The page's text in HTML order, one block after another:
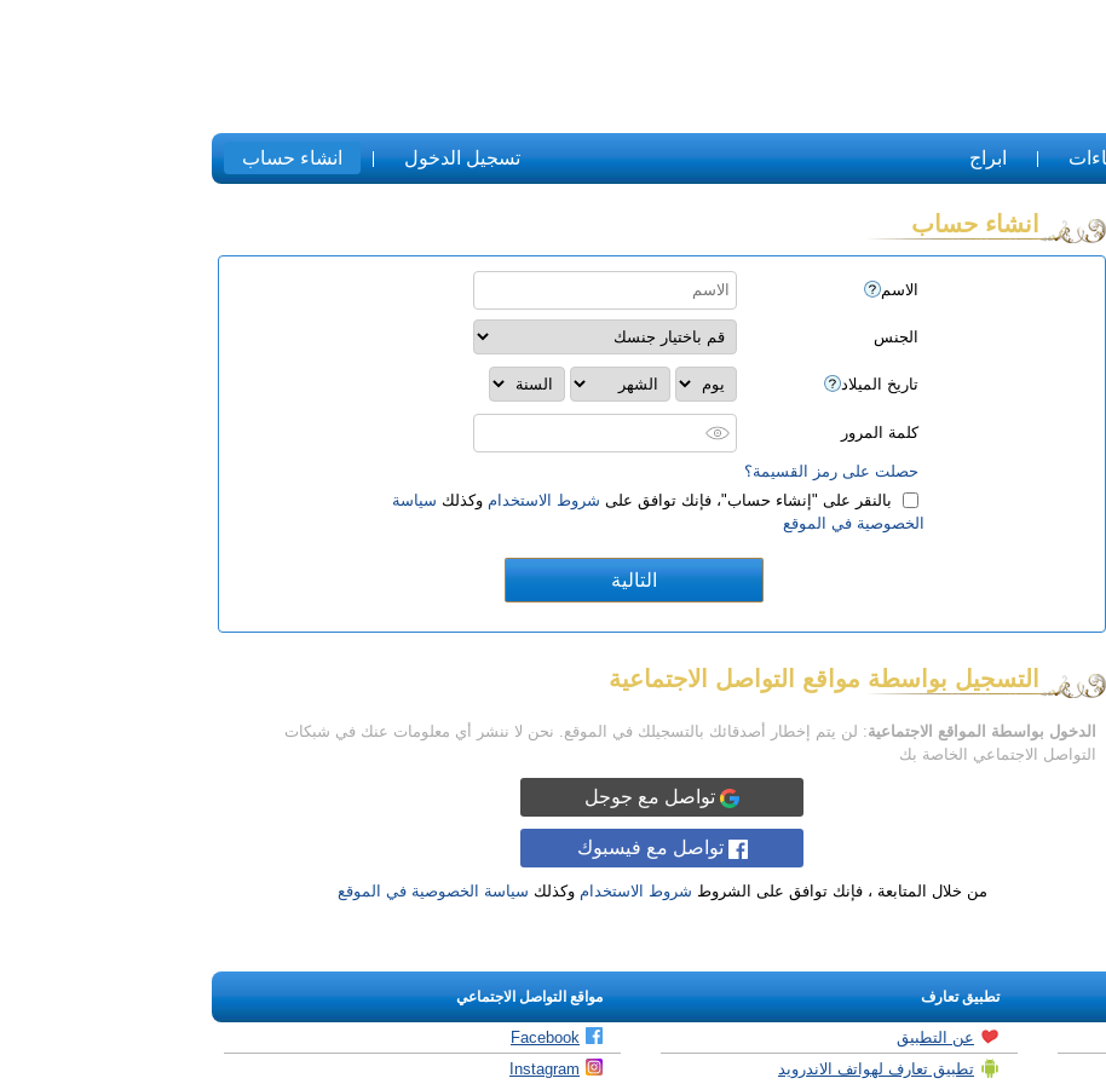
ابراج انشاء حساب تسجيل الدخول
انشاء حساب
الاسم
الجنس
تاريخ الميلاد
كلمة المرور
حصلت على رمز القسيمة؟
بالنقر على "‏إنشاء حساب‏"، فإنك توافق على شروط الاستخدام وكذلك سياسة
الخصوصية في الموقع
التسجيل بواسطة مواقع التواصل الاجتماعية
الدخول بواسطة المواقع الاجتماعية: لن يتم إخطار أصدقائك بالتسجيلك في الموقع. نحن لا ننشر أي معلومات عنك في شبكات
التواصل الاجتماعي الخاصة بك
تواصل مع جوجل
تواصل مع فيسبوك
من خلال المتابعة ، فإنك توافق على الشروط شروط الاستخدام وكذلك سياسة الخصوصية في الموقع
تطبيق تعارف مواقع التواصل الاجتماعي
عن التطبيق
تطبيق تعارف لهواتف الاندرويد
Facebook
Instagram